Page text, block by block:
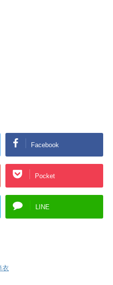
Facebook
Pocket
LINE
衣